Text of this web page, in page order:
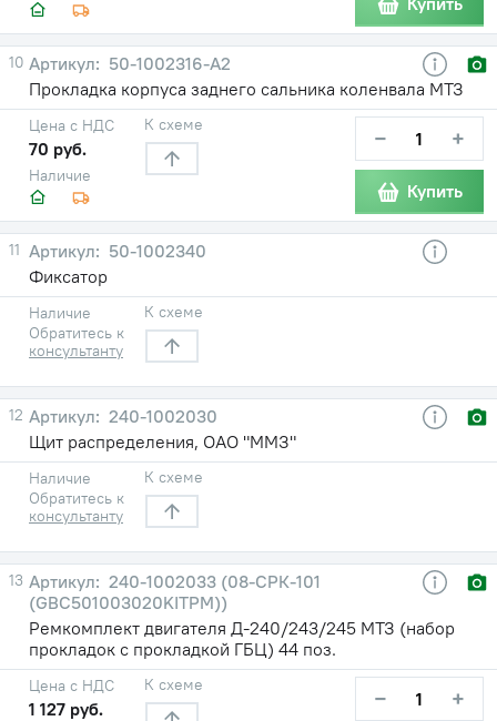
10
50-1002316-А2
Прокладка корпуса заднего сальника коленвала МТЗ
Наличие
Цена с НДС
70 руб.
К схеме − +
Купить
11
50-1002340
Фиксатор
Наличие
Обратитесь к
консультанту
К схеме
12
240-1002030
Щит распределения, ОАО "ММЗ"
Наличие
Обратитесь к
консультанту
К схеме
13
240-1002033 (08-СРК-101
(GBC501003020KITPM))
Ремкомплект двигателя Д-240/243/245 МТЗ (набор
прокладок с прокладкой ГБЦ) 44 поз.
Цена с НДС
1 127 руб.
К схеме − +